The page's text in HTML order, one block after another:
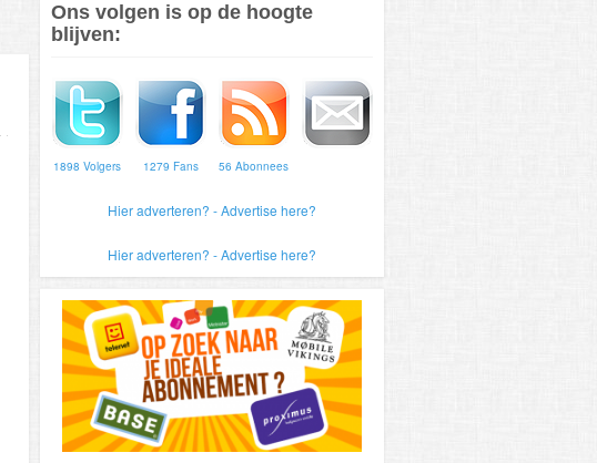
Ons volgen is op de hoogte
blijven:
1898 Volgers 1279 Fans 56 Abonnees
Hier adverteren? - Advertise here?
Hier adverteren? - Advertise here?